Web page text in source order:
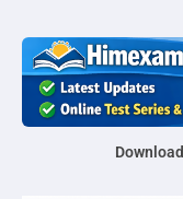
Download